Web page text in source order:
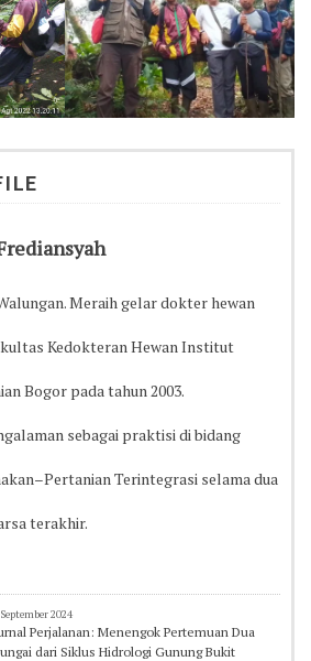
Meraih gelar dokter hewan
Kedokteran Hewan Institut
Bogor pada tahun 2003.
sebagai praktisi di bidang
Terintegrasi selama dua
terakhir.
2024
Perjalanan: Menengok Pertemuan Dua
dari Siklus Hidrologi Gunung Bukit